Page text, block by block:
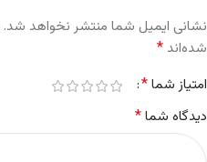
نشانی ایمیل شما منتشر نخواهد شد.
شده‌اند *
امتیاز شما*
دیدگاه شما*